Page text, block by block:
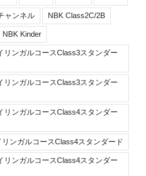
ャンネル NBK Class2C/2B
NBK Kinder
リンガルコースClass3スタンダー
リンガルコースClass3スタンダー
リンガルコースClass4スタンダー
ンガルコースClass4スタンダード
リンガルコースClass4スタンダー